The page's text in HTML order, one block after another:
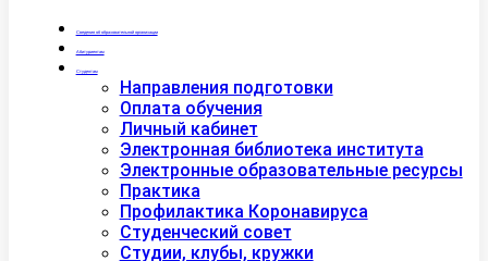
Сведения об образовательной организации
Абитуриентам
Студентам
Направления подготовки
Оплата обучения
Личный кабинет
Электронная библиотека института
Электронные образовательные ресурсы
Практика
Профилактика Коронавируса
Студенческий совет
Студии, клубы, кружки